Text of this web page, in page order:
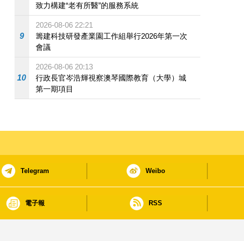
致力構建“老有所醫”的服務系統
9
2026-08-06 22:21
籌建科技研發產業園工作組舉行2026年第一次
會議
10
2026-08-06 20:13
行政長官岑浩輝視察澳琴國際教育（大學）城
第一期項目
Telegram Weibo
電子報 RSS